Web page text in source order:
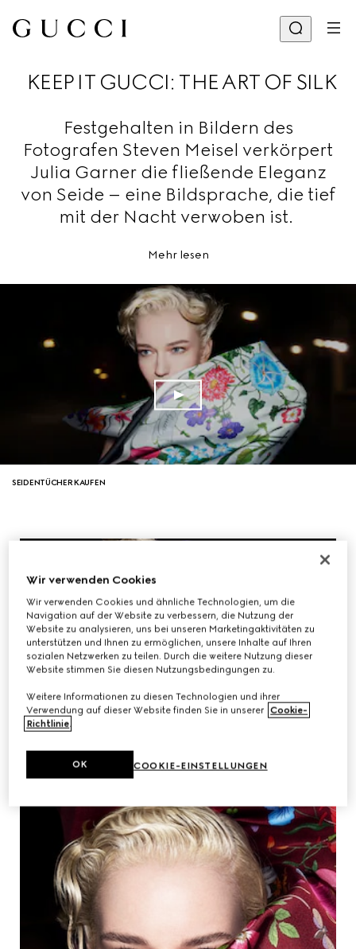
KEEP IT GUCCI: THE ART OF SILK
Festgehalten in Bildern des
Fotografen Steven Meisel verkörpert
Julia Garner die fließende Eleganz
von Seide – eine Bildsprache, die tief
mit der Nacht verwoben ist.
Mehr lesen
SEIDENTÜCHER KAUFEN
Wir verwenden Cookies
Wir verwenden Cookies und ähnliche Technologien, um die
Navigation auf der Website zu verbessern, die Nutzung der
Website zu analysieren, uns bei unseren Marketingaktivitäten zu
unterstützen und Ihnen zu ermöglichen, unsere Inhalte auf Ihren
sozialen Netzwerken zu teilen. Durch die weitere Nutzung dieser
Website stimmen Sie diesen Nutzungsbedingungen zu.
Weitere Informationen zu diesen Technologien und ihrer
Verwendung auf dieser Website finden Sie in unserer Cookie-
Richtlinie.
COOKIE-EINSTELLUNGEN
OK